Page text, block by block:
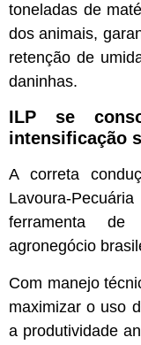
toneladas de
dos animais,
retenção de
daninhas.
ILP se
intensificação
A correta
Lavoura-
ferramenta de
agronegócio
Com manejo
maximizar o uso
a produtividade